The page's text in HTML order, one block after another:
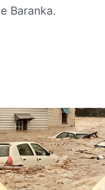
Baranka.